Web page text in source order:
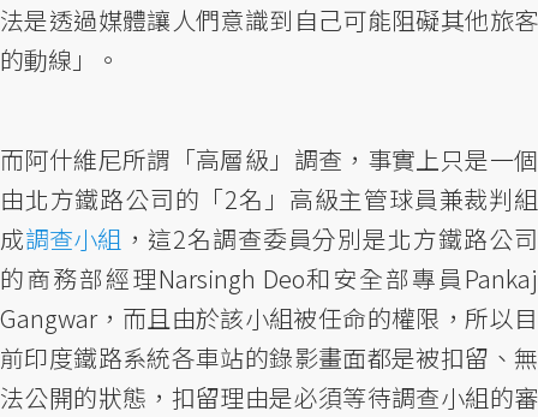
法是透過媒體讓人們意識到自己可能阻礙其他旅客
的動線」。
而阿什維尼所謂「高層級」調查，事實上只是一個
由北方鐵路公司的「2名」高級主管球員兼裁判組
成調查小組 ，這2名調查委員分別是北方鐵路公司
的商務部經理Narsingh Deo和安全部專員Pankaj
Gangwar，而且由於該小組被任命的權限，所以目
前印度鐵路系統各車站的錄影畫面都是被扣留、無
法公開的狀態，扣留理由是必須等待調查小組的審